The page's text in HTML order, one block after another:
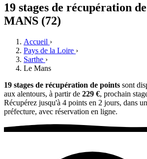
19 stages de récupération
MANS (72)
Accueil ›
Pays de la Loire ›
Sarthe ›
Le Mans
19 stages de récupération de points sont
aux alentours, à partir de 229 €, prochain
Récupérez jusqu'à 4 points en 2 jours, dans
préfecture, avec réservation en ligne.